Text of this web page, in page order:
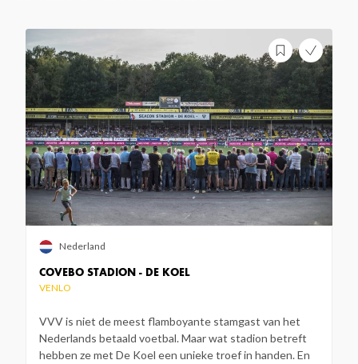
COVEBO STADION - DE KOEL
VENLO
VVV is niet de meest flamboyante stamgast van het
Nederlands betaald voetbal. Maar wat stadion betreft
hebben ze met De Koel een unieke troef in handen. En
Nederland